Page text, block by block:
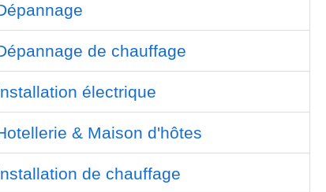
de chauffage
électrique
& Maison d'hôtes
de chauffage